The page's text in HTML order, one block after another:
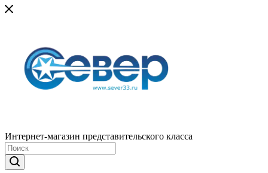
Интернет-магазин представительского класса